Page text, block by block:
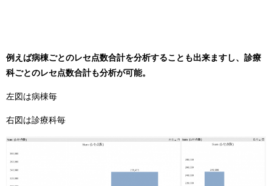
例えば病棟ごとのレセ点数合計を分析することも出来ますし、診療
科ごとのレセ点数合計も分析が可能。
左図は病棟毎
右図は診療科毎